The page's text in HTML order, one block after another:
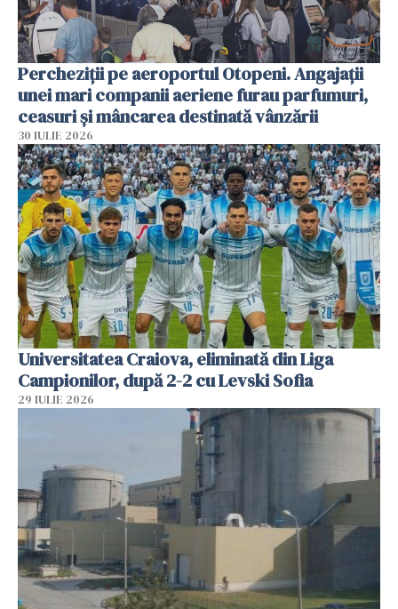
Percheziții pe aeroportul Otopeni. Angajații
unei mari companii aeriene furau parfumuri,
ceasuri și mâncarea destinată vânzării
30 IULIE 2026
Universitatea Craiova, eliminată din Liga
Campionilor, după 2-2 cu Levski Sofia
29 IULIE 2026